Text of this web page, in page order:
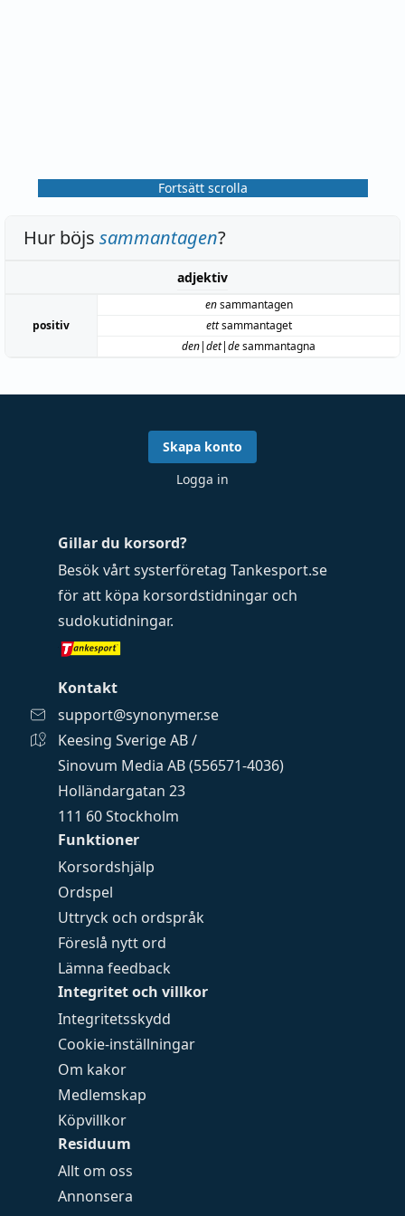
Fortsätt scrolla
Hur böjs sammantagen?
adjektiv
positiv
ensammantagen
ettsammantaget
den|det|desammantagna
Funktioner
Korsordshjälp
Ordspel
Uttryck och ordspråk
Föreslå nytt ord
Lämna feedback
Integritet och villkor
Integritetsskydd
Cookie-inställningar
Om kakor
Medlemskap
Köpvillkor
Residuum
Allt om oss
Annonsera
Gillar du korsord?
Besök vårt systerföretag Tankesport.se
för att köpa korsordstidningar och
sudokutidningar.
Kontakt
support@synonymer.se
Keesing Sverige AB /
Sinovum Media AB (556571-4036)
Holländargatan 23
111 60 Stockholm
Skapa konto
Logga in